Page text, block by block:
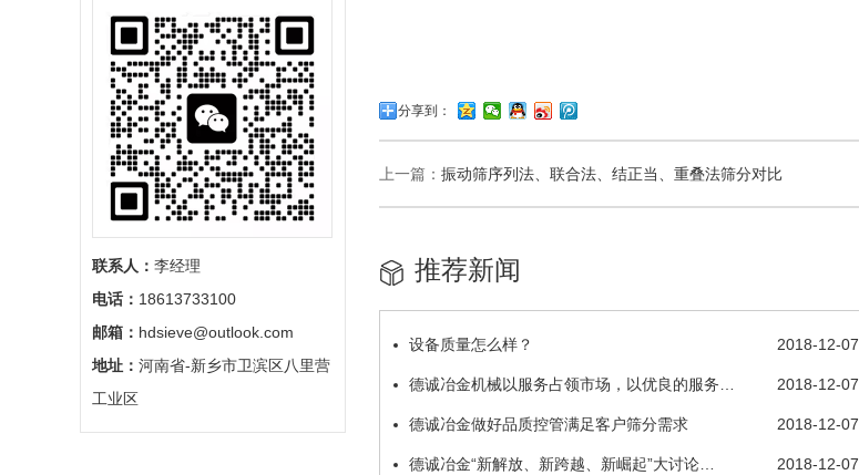
联系人： 李经理
电话： 18613733100
邮箱： hdsieve@outlook.com
地址： 河南省-新乡市卫滨区八里营
工业区
分享到：
上一篇： 振动筛序列法、联合法、结正当、重叠法筛分对比
推荐新闻
2018-12-07
设备质量怎么样？
2018-12-07
德诚冶金机械以服务占领市场，以优良的服务…
2018-12-07
德诚冶金做好品质控管满足客户筛分需求
2018-12-07
德诚冶金“新解放、新跨越、新崛起”大讨论…